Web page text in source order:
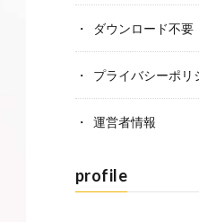
ダウンロード不要
プライバシーポリ
運営者情報
profile